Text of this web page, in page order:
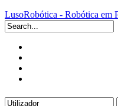
LusoRobótica - Robótica em